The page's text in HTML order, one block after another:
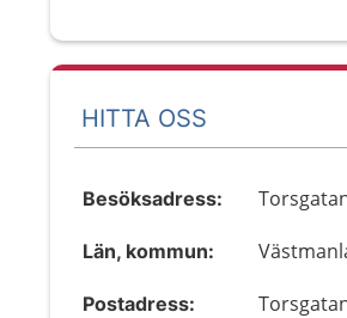
HITTA OSS
Besöksadress:
Län, kommun:
Postadress: